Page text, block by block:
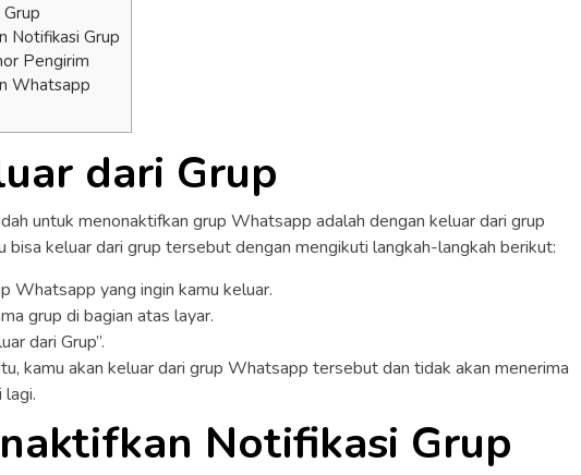
Notifikasi Grup
Pengirim
Whatsapp
dari Grup
untuk menonaktifkan grup Whatsapp adalah dengan keluar dari grup
bisa keluar dari grup tersebut dengan mengikuti langkah-langkah berikut:
Whatsapp yang ingin kamu keluar.
grup di bagian atas layar.
dari Grup”.
kamu akan keluar dari grup Whatsapp tersebut dan tidak akan menerima
Notifikasi Grup